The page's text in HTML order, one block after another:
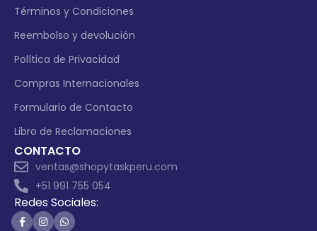
Términos y Condiciones
Reembolso y devolución
Política de Privacidad
Compras Internacionales
Formulario de Contacto
Libro de Reclamaciones
CONTACTO
ventas@shopytaskperu.com
+51 991 755 054
Redes Sociales: